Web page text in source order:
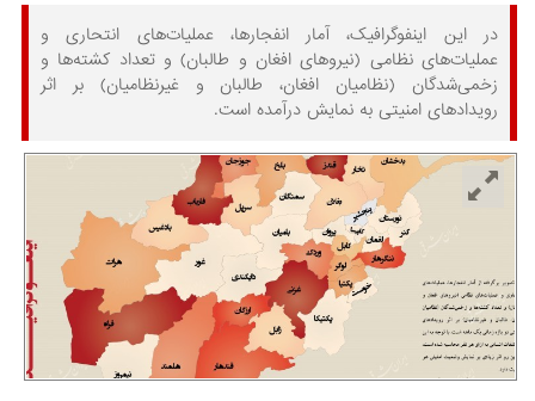
در این اینفوگرافیک، آمار انفجارها، عملیات‌های انتحاری و
عملیات‌های نظامی (نیروهای افغان و طالبان) و تعداد کشته‌ها و
زخمی‌شدگان (نظامیان افغان، طالبان و غیرنظامیان) بر اثر
رویدادهای امنیتی به نمایش درآمده است.